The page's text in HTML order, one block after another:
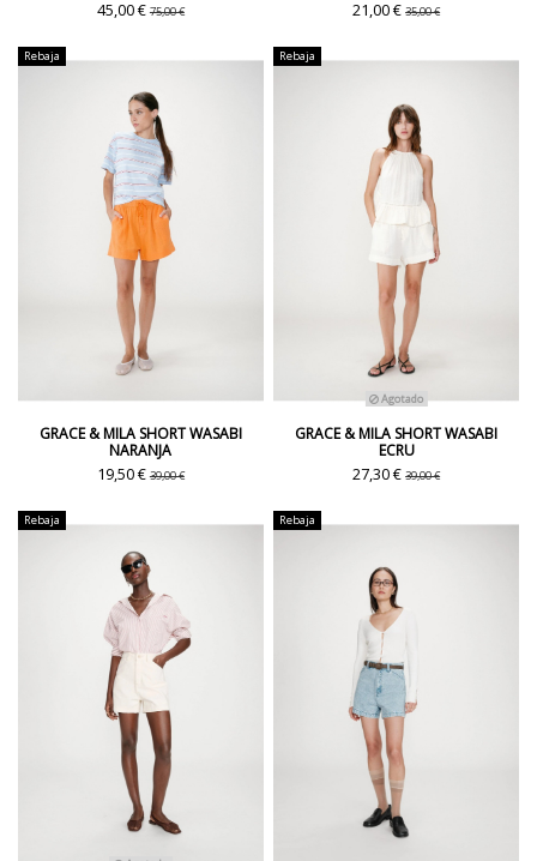
45,00 €75,00 € 21,00 €35,00 €
Rebaja
GRACE & MILA SHORT WASABI
NARANJA
19,50 €39,00 €
Rebaja
Agotado
GRACE & MILA SHORT WASABI
ECRU
27,30 €39,00 €
Rebaja Rebaja